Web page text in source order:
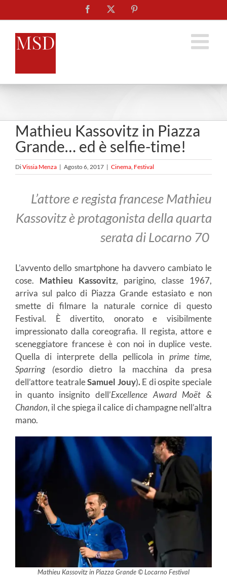
al
contenuto
Facebook
Mathieu Kassovitz in Piazza
Grande… ed è selfie-time!
DiVissia Menza | Agosto 6, 2017 | Cinema, Festival
L’attore e regista francese Mathieu
Kassovitz è protagonista della quarta
serata di Locarno 70
L’avvento dello smartphone ha davvero cambiato le
cose. Mathieu Kassovitz, parigino, classe 1967,
arriva sul palco di Piazza Grande estasiato e non
smette di filmare la naturale cornice di questo
Festival. È divertito, onorato e visibilmente
impressionato dalla coreografia. Il regista, attore e
sceneggiatore francese è con noi in duplice veste.
Quella di interprete della pellicola in prime time,
Sparring (esordio dietro la macchina da presa
dell’attore teatraleSamuel Jouy).E di ospite speciale
in quanto insignito dell’Excellence Award Moët &
Chandon, il che spiega il calice di champagne nell’altra
mano.
Mathieu Kassovitz in Piazza Grande © Locarno Festival